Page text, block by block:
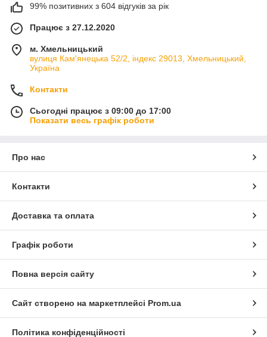
99% позитивних з 604 відгуків за рік
Працює з 27.12.2020
м. Хмельницький
вулиця Кам'янецька 52/2, індекс 29013, Хмельницький,
Україна
Контакти
Сьогодні працює з 09:00 до 17:00
Показати весь графік роботи
Про нас
Контакти
Доставка та оплата
Графік роботи
Повна версія сайту
Сайт створено на маркетплейсі Prom.ua
Політика конфіденційності